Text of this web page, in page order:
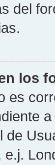
del
los
es
de
e.j.